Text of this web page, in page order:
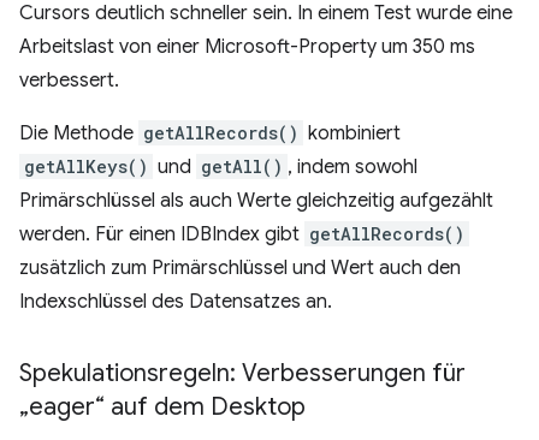
Cursors deutlich schneller sein. In einem Test wurde eine
Arbeitslast von einer Microsoft-Property um 350 ms
verbessert.
Die Methode getAllRecords() kombiniert
getAllKeys() und getAll() , indem sowohl
Primärschlüssel als auch Werte gleichzeitig aufgezählt
werden. Für einen IDBIndex gibt getAllRecords()
zusätzlich zum Primärschlüssel und Wert auch den
Indexschlüssel des Datensatzes an.
Spekulationsregeln: Verbesserungen für
„eager“ auf dem Desktop